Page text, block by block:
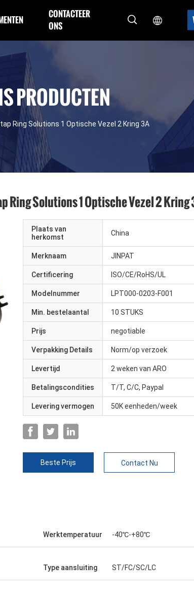
CONTACTEER
ONS
PRODUCTEN
Ring Solutions 1 Optische Vezel 2 Kring 3A
Ring Solutions 1 Optische Vezel 2 Kring
Plaats van
herkomst
China
Merknaam JINPAT
Certificering ISO/CE/RoHS/UL
Modelnummer LPT000-0203-F001
Min. bestelaantal 10 STUKS
Prijs negotiable
Verpakking Details Norm/op verzoek
Levertijd 2 weken van ARO
Betalingscondities T/T, C/C, Paypal
Levering vermogen 50K eenheden/week
Beste Prijs Contact Nu
Werktemperatuur -40℃-+80℃
Type aansluiting ST/FC/SC/LC